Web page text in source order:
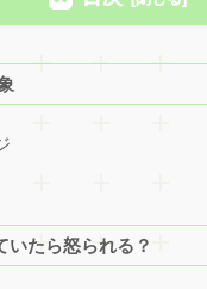
いたら怒られる？